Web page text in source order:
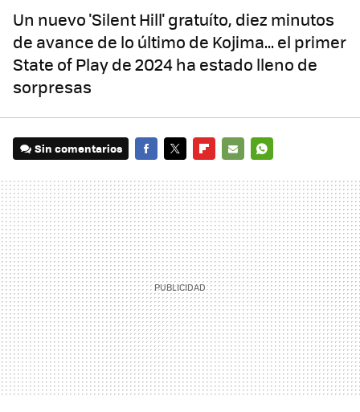
Un nuevo 'Silent Hill' gratuíto, diez minutos
de avance de lo último de Kojima... el primer
State of Play de 2024 ha estado lleno de
sorpresas
Sin comentarios
MAIL